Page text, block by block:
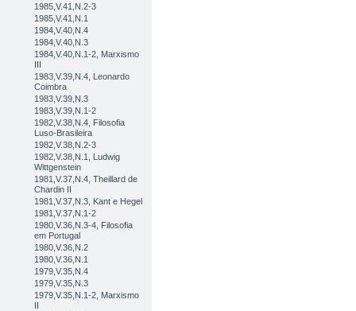
1985,V.41,N.2-3
1985,V.41,N.1
1984,V.40,N.4
1984,V.40,N.3
1984,V.40,N.1-2, Marxismo
III
1983,V.39,N.4, Leonardo
Coimbra
1983,V.39,N.3
1983,V.39,N.1-2
1982,V.38,N.4, Filosofia
Luso-Brasileira
1982,V.38,N.2-3
1982,V.38,N.1, Ludwig
Wittgenstein
1981,V.37,N.4, Theillard de
Chardin II
1981,V.37,N.3, Kant e Hegel
1981,V.37,N.1-2
1980,V.36,N.3-4, Filosofia
em Portugal
1980,V.36,N.2
1980,V.36,N.1
1979,V.35,N.4
1979,V.35,N.3
1979,V.35,N.1-2, Marxismo
II